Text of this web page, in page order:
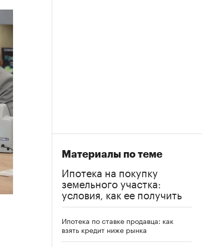
Материалы по теме
Ипотека на покупку
земельного участка:
условия, как ее получить
Ипотека по ставке продавца: как
взять кредит ниже рынка